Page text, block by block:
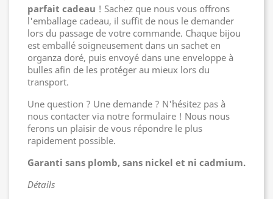
parfait cadeau ! Sachez que nous vous offrons
l'emballage cadeau, il suffit de nous le demander
lors du passage de votre commande. Chaque bijou
est emballé soigneusement dans un sachet en
organza doré, puis envoyé dans une enveloppe à
bulles afin de les protéger au mieux lors du
transport.
Une question ? Une demande ? N'hésitez pas à
nous contacter via notre formulaire ! Nous nous
ferons un plaisir de vous répondre le plus
rapidement possible.
Garanti sans plomb, sans nickel et ni cadmium.
Détails